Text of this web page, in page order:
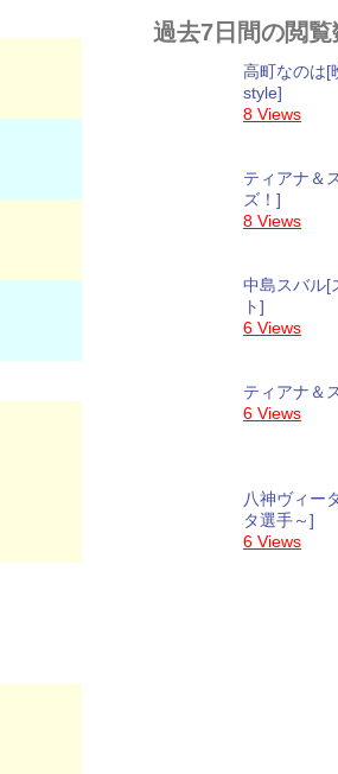
過去7日間の閲
高町なのは[
style]
8 Views
ティアナ＆
ズ！]
8 Views
中島スバル[
ト]
6 Views
ティアナ＆
6 Views
八神ヴィー
タ選手～]
6 Views